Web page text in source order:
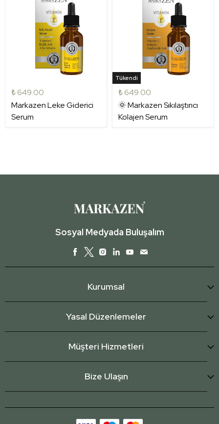
₺ 649.00
Markazen Leke Giderici
Serum
Tükendi
₺ 649.00
🌞 Markazen Sıkılaştırıcı
Kolajen Serum
Sosyal Medyada Buluşalım
Kurumsal
Yasal Düzenlemeler
Müşteri Hizmetleri
Bize Ulaşın